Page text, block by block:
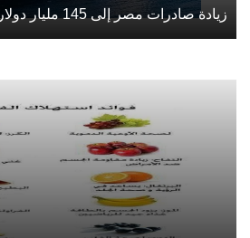
زيادة صادرات مصر إلى 145 مليار دولار